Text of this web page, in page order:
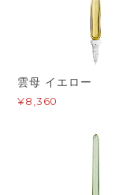
雲母 イエロー
¥8,360